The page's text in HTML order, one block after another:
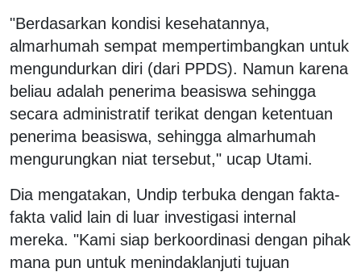
"Berdasarkan kondisi kesehatannya,
almarhumah sempat mempertimbangkan untuk
mengundurkan diri (dari PPDS). Namun karena
beliau adalah penerima beasiswa sehingga
secara administratif terikat dengan ketentuan
penerima beasiswa, sehingga almarhumah
mengurungkan niat tersebut," ucap Utami.
Dia mengatakan, Undip terbuka dengan fakta-
fakta valid lain di luar investigasi internal
mereka. "Kami siap berkoordinasi dengan pihak
mana pun untuk menindaklanjuti tujuan